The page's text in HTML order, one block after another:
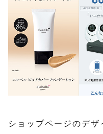
ショップページのデ